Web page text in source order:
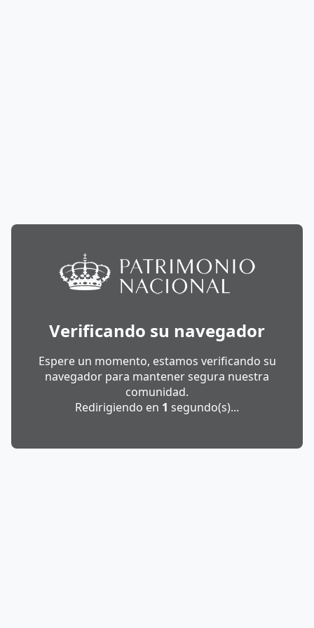
Verificando su navegador
Espere un momento, estamos verificando su
navegador para mantener segura nuestra
comunidad.
Redirigiendo en 1 segundo(s)...